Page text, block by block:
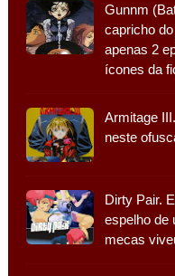
Gunnm
capricho
apenas 2
ícones da
Armitage
neste
Dirty Pair.
espelho de
mecas